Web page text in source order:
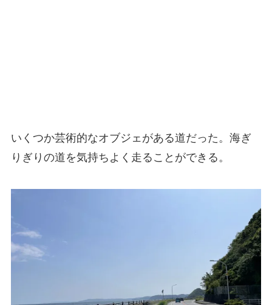
いくつか芸術的なオブジェがある道だった。海ぎ
りぎりの道を気持ちよく走ることができる。